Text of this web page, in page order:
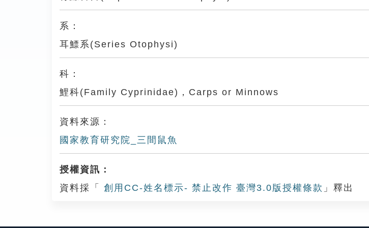
系：
耳鰾系(Series Otophysi)
科：
鯉科(Family Cyprinidae)，Carps or Minnows
資料來源：
國家教育研究院_三間鼠魚
授權資訊：
資料採「
創用CC-姓名標示- 禁止改作 臺灣3.0版授權條款 」釋出